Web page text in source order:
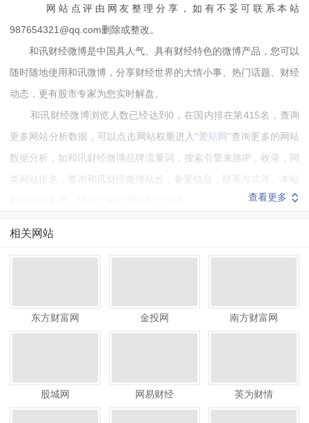
网站点评由网友整理分享，如有不妥可联系本站
987654321@qq.com删除或整改。
和讯财经微博是中国具人气、具有财经特色的微博产品，您可以
随时随地使用和讯微博，分享财经世界的大情小事、热门话题、财经
动态，更有股市专家为您实时解盘。
和讯财经微博浏览人数已经达到0，在国内排在第415名，查询
更多网站分析数据，可以点击网站权重进入“爱站网”查询更多的网站
数据分析，如和讯财经微博品牌流量词，搜索引擎来路IP，收录，同
类网站排名，查询和讯财经微博站长，备案信息，联系方式等。本站
查看更多
相关网站
东方财富网 金投网 南方财富网
股城网 网易财经 英为财情